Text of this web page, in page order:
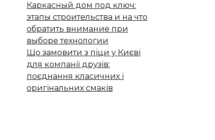
Каркасный дом под ключ:
этапы строительства и на что
обратить внимание при
выборе технологии
Що замовити з піци у Києві
для компанії друзів:
поєднання класичних і
оригінальних смаків